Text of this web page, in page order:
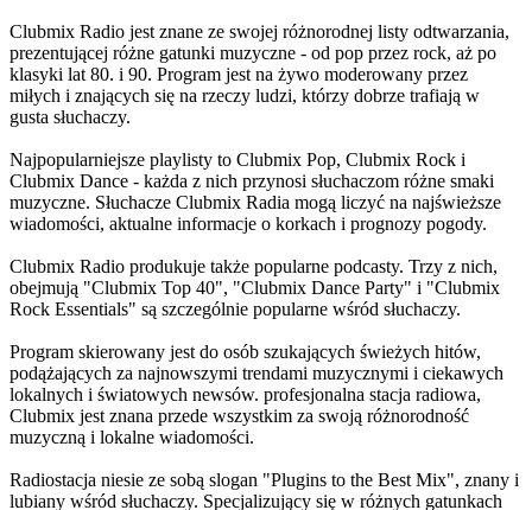
Clubmix Radio jest znane ze swojej różnorodnej listy odtwarzania,
prezentującej różne gatunki muzyczne - od pop przez rock, aż po
klasyki lat 80. i 90. Program jest na żywo moderowany przez
miłych i znających się na rzeczy ludzi, którzy dobrze trafiają w
gusta słuchaczy.
Najpopularniejsze playlisty to Clubmix Pop, Clubmix Rock i
Clubmix Dance - każda z nich przynosi słuchaczom różne smaki
muzyczne. Słuchacze Clubmix Radia mogą liczyć na najświeższe
wiadomości, aktualne informacje o korkach i prognozy pogody.
Clubmix Radio produkuje także popularne podcasty. Trzy z nich,
obejmują "Clubmix Top 40", "Clubmix Dance Party" i "Clubmix
Rock Essentials" są szczególnie popularne wśród słuchaczy.
Program skierowany jest do osób szukających świeżych hitów,
podążających za najnowszymi trendami muzycznymi i ciekawych
lokalnych i światowych newsów. profesjonalna stacja radiowa,
Clubmix jest znana przede wszystkim za swoją różnorodność
muzyczną i lokalne wiadomości.
Radiostacja niesie ze sobą slogan "Plugins to the Best Mix", znany i
lubiany wśród słuchaczy. Specjalizujący się w różnych gatunkach